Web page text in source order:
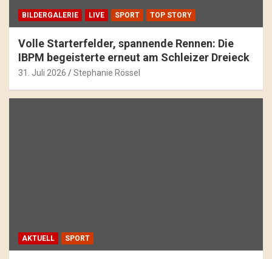
BILDERGALERIE LIVE SPORT TOP STORY
Volle Starterfelder, spannende Rennen: Die
IBPM begeisterte erneut am Schleizer Dreieck
31. Juli 2026 Stephanie Rössel
AKTUELL SPORT